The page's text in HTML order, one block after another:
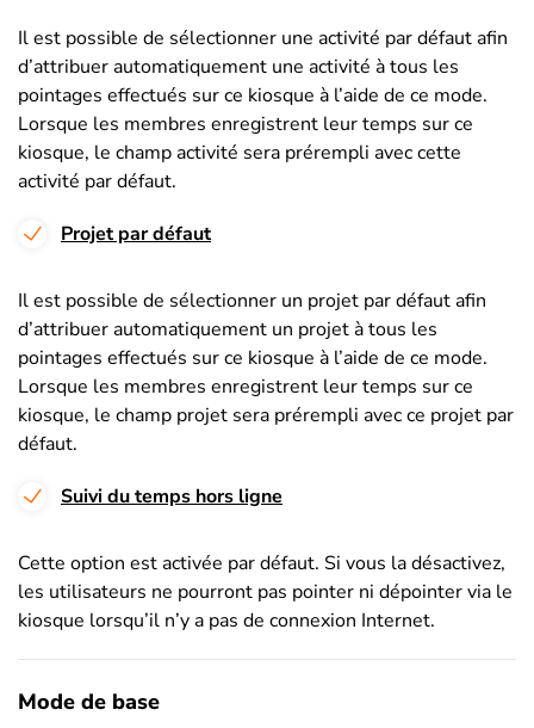
Il est possible de sélectionner une activité par défaut afin
d’attribuer automatiquement une activité à tous les
pointages effectués sur ce kiosque à l’aide de ce mode.
Lorsque les membres enregistrent leur temps sur ce
kiosque, le champ activité sera prérempli avec cette
activité par défaut.
Projet par défaut
Il est possible de sélectionner un projet par défaut afin
d’attribuer automatiquement un projet à tous les
pointages effectués sur ce kiosque à l’aide de ce mode.
Lorsque les membres enregistrent leur temps sur ce
kiosque, le champ projet sera prérempli avec ce projet par
défaut.
Suivi du temps hors ligne
Cette option est activée par défaut. Si vous la désactivez,
les utilisateurs ne pourront pas pointer ni dépointer via le
kiosque lorsqu’il n’y a pas de connexion Internet.
Mode de base